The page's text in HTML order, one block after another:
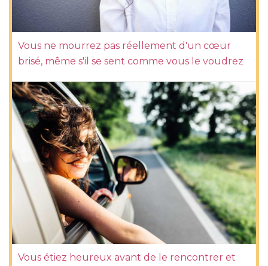
Vous ne mourrez pas réellement d'un cœur
brisé, même s'il se sent comme vous le voudrez
Vous étiez heureux avant de le rencontrer et